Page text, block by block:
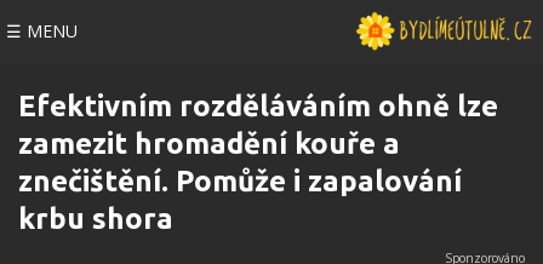
☰ MENU
Efektivním rozděláváním ohně lze
zamezit hromadění kouře a
znečištění. Pomůže i zapalování
krbu shora